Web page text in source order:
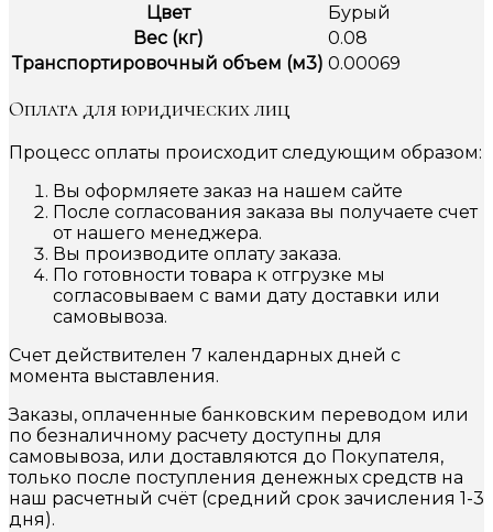
Цвет
Бурый
Вес (кг)
0.08
Транспортировочный объем (м3) 0.00069
Оплата для юридических лиц
Процесс оплаты происходит следующим образом:
Вы оформляете заказ на нашем сайте
После согласования заказа вы получаете счет
от нашего менеджера.
Вы производите оплату заказа.
По готовности товара к отгрузке мы
согласовываем с вами дату доставки или
самовывоза.
Счет действителен 7 календарных дней с
момента выставления.
Заказы, оплаченные банковским переводом или
по безналичному расчету доступны для
самовывоза, или доставляются до Покупателя,
только после поступления денежных средств на
наш расчетный счёт (средний срок зачисления 1-3
дня).